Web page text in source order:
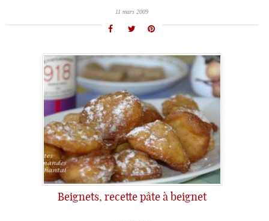
11 mars 2009
Beignets, recette pâte à beignet